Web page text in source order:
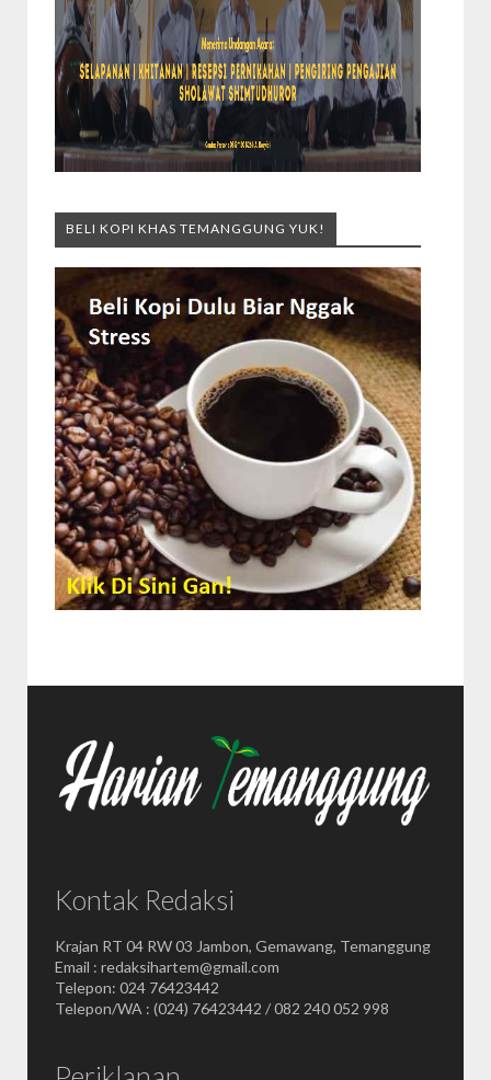
BELI KOPI KHAS TEMANGGUNG YUK!
Kontak Redaksi
Krajan RT 04 RW 03 Jambon, Gemawang, Temanggung
Email : redaksihartem@gmail.com
Telepon: 024 76423442
Telepon/WA : (024) 76423442 / 082 240 052 998